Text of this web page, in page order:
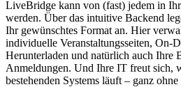
LiveBridge kann von (fast) jedem in
werden. Über das intuitive Backend
Ihr gewünschtes Format an. Hier
individuelle Veranstaltungsseiten, On-
Herunterladen und natürlich auch Ihre
Anmeldungen. Und Ihre IT freut sich,
bestehenden Systems läuft – ganz